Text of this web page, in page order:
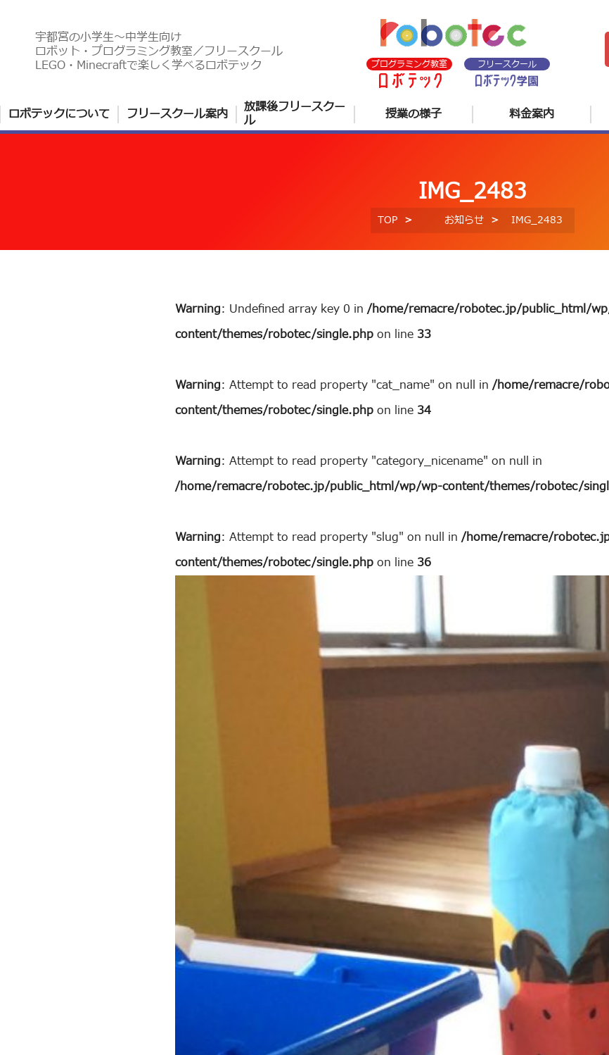
宇都宮の小学生〜中学生向け
ロボット・プログラミング教室／フリースクール
LEGO・Minecraftで楽しく学べるロボテック
プログラミング教室 フリースクール
ロボテックについて フリースクール案内 放課後フリースクー
ル 授業の様子 料金案内
IMG_2483
TOP お知らせ IMG_2483
Warning: Undefined array key 0 in/home/remacre/robotec.jp/public_html/
content/themes/robotec/single.php on line 33
Warning: Attempt to read property "cat_name" on null in/home/remacre/
content/themes/robotec/single.php on line 34
Warning: Attempt to read property "category_nicename" on null in
/home/remacre/robotec.jp/public_html/wp/wp-content/themes/robotec/
Warning: Attempt to read property "slug" on null in/home/remacre/
content/themes/robotec/single.php on line 36